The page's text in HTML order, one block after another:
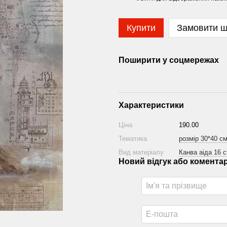
Купити Замовити
Поширити у соцмережах
Характеристики
Ціна
190.00
Тематика
розмір 30*40 см
Вид матеріалу
Канва аіда 16
Новий відгук або